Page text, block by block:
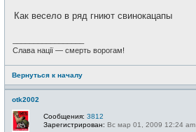
Как весело в ряд гниют свинокацапы
Слава нації — смерть ворогам!
Вернуться к началу
otk2002
Сообщения: 3812
Зарегистрирован: Вс мар 01, 2009 12:24 am